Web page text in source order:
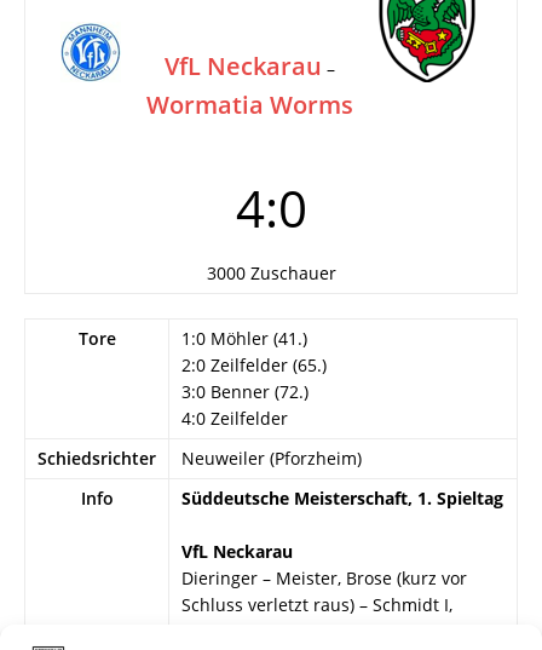
VfL Neckarau –
Wormatia Worms
4:0
3000 Zuschauer
Tore
1:0 Möhler (41.)
2:0 Zeilfelder (65.)
3:0 Benner (72.)
4:0 Zeilfelder
Schiedsrichter
Neuweiler (Pforzheim)
Info
Süddeutsche Meisterschaft, 1. Spieltag
VfL Neckarau
Dieringer – Meister, Brose (kurz vor
Schluss verletzt raus) – Schmidt I,